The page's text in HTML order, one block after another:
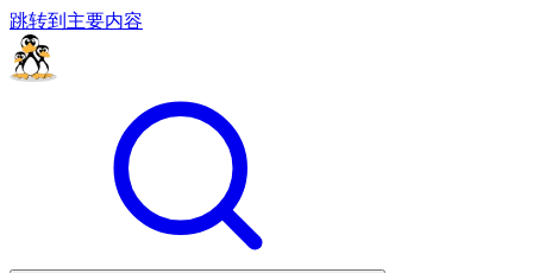
跳转到主要内容